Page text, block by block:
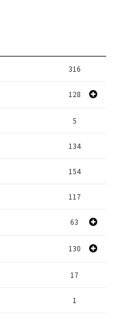
316
128
1
84
2
2
23
9
5
134
154
117
63
28
130
36
56
17
1